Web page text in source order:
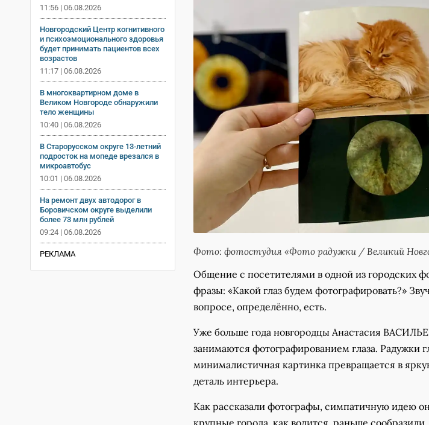
11:56 | 06.08.2026
Новгородский Центр когнитивного
и психоэмоционального здоровья
будет принимать пациентов всех
возрастов
11:17 | 06.08.2026
В многоквартирном доме в
Великом Новгороде обнаружили
тело женщины
10:40 | 06.08.2026
В Старорусском округе 13-летний
подросток на мопеде врезался в
микроавтобус
10:01 | 06.08.2026
На ремонт двух автодорог в
Боровичском округе выделили
более 73 млн рублей
09:24 | 06.08.2026
РЕКЛАМА
Фото: фотостудия «Фото радужки / Великий
Общение с посетителями в одной из городских
фразы: «Какой глаз будем фотографировать?»
вопросе, определённо, есть.
Уже больше года новгородцы Анастасия
занимаются фотографированием глаза. Радужки
минималистичная картинка превращается в
деталь интерьера.
Как рассказали фотографы, симпатичную идею
крупные города, как водится, раньше